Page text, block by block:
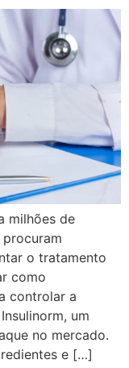
milhões de
o tratamento
como
controlar a
um
no mercado.
e […]